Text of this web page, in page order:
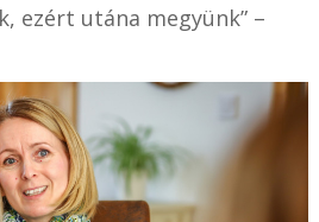
ezért utána megyünk” –